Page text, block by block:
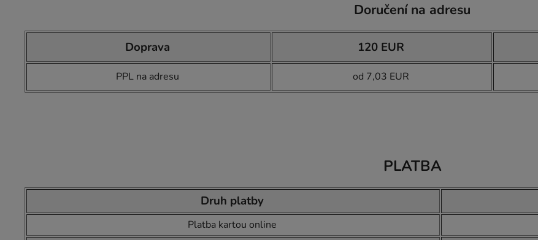
Doručení na adresu
Doprava 120 EUR
PPL na adresu od 7,03 EUR
PLATBA
Druh platby
Platba kartou online